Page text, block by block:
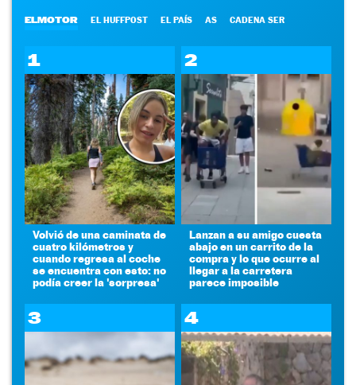
ELMOTOR EL HUFFPOST EL PAÍS AS CADENA SER
1
Volvió de una caminata de
cuatro kilómetros y
cuando regresa al coche
se encuentra con esto: no
podía creer la 'sorpresa'
2
Lanzan a su amigo cuesta
abajo en un carrito de la
compra y lo que ocurre al
llegar a la carretera
parece imposible
3 4